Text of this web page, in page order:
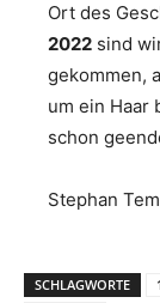
Ort des
2022 sind
gekommen,
um ein Haar
schon
Stephan
SCHLAGWORTE